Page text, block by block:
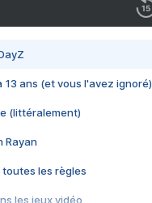
13 ans (et vous l'avez ignoré)
(littéralement)
Rayan
toutes les règles
les jeux vidéo